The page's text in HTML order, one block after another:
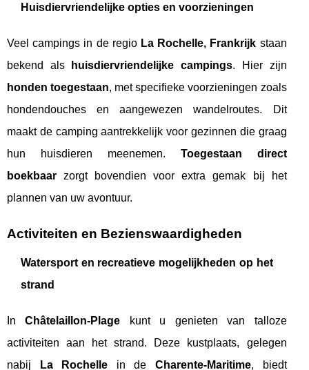
Huisdiervriendelijke opties en voorzieningen
Veel campings in de regio La Rochelle, Frankrijk staan
bekend als
huisdiervriendelijke campings. Hier zijn
honden toegestaan, met specifieke voorzieningen zoals
hondendouches en aangewezen wandelroutes. Dit
maakt de camping aantrekkelijk voor gezinnen die graag
hun huisdieren meenemen. Toegestaan direct
boekbaar zorgt bovendien voor extra gemak bij het
plannen van uw avontuur.
Activiteiten en Bezienswaardigheden
Watersport en recreatieve mogelijkheden op het
strand
InChâtelaillon-Plage kunt u genieten van talloze
activiteiten aan het strand. Deze kustplaats, gelegen
nabij
La Rochelle in deCharente-Maritime, biedt